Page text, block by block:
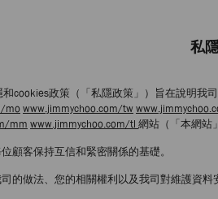
私
cookies政策（「私隱政策」）旨在說明我
mowww.jimmychoo.com/tw
mm www.jimmychoo.com/tl 網站（「本網站
顧客保持互信和緊密關係的基礎。
的做法、您的相關權利以及我司對維護資料